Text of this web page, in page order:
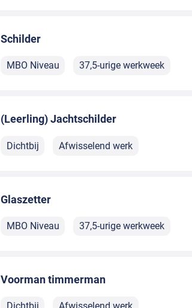
Schilder
MBO Niveau 37,5-urige werkweek
(Leerling) Jachtschilder
Dichtbij Afwisselend werk
Glaszetter
MBO Niveau 37,5-urige werkweek
Voorman timmerman